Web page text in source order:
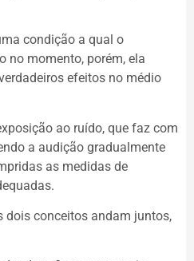
condição a qual o
no momento, porém, ela
efeitos no médio
ao ruído, que faz com
a audição gradualmente
as medidas de
dois conceitos andam juntos,